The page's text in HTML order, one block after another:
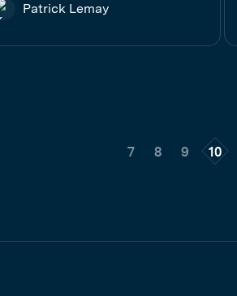
Patrick Lemay
7 8 9 10